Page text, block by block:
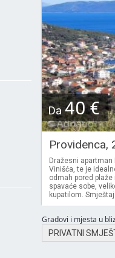
Da40 €
Providenca,
Dražesni
Vinišća, te je
odmah pored
spavaće sobe,
kupatilom.
Gradovi i mjesta u
PRIVATNI